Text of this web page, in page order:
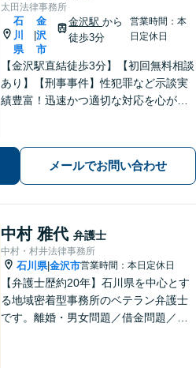
太田法律事務所
石
川
県
金
沢
市
金沢駅から
徒歩3分
営業時間：本
日定休日
【金沢駅直結徒歩3分】【初回無料相談
あり】【刑事事件】性犯罪など示談実
績豊富！迅速かつ適切な対応を心がけ
対応で、適切な解決へと導きます。
メールでお問い合わせ
中村 雅代 弁護士
中村・村井法律事務所
石川県|金沢市営業時間：本日定休日
【弁護士歴約20年】石川県を中心とす
る地域密着型事務所のベテラン弁護士
です。離婚・男女問題／借金問題／刑